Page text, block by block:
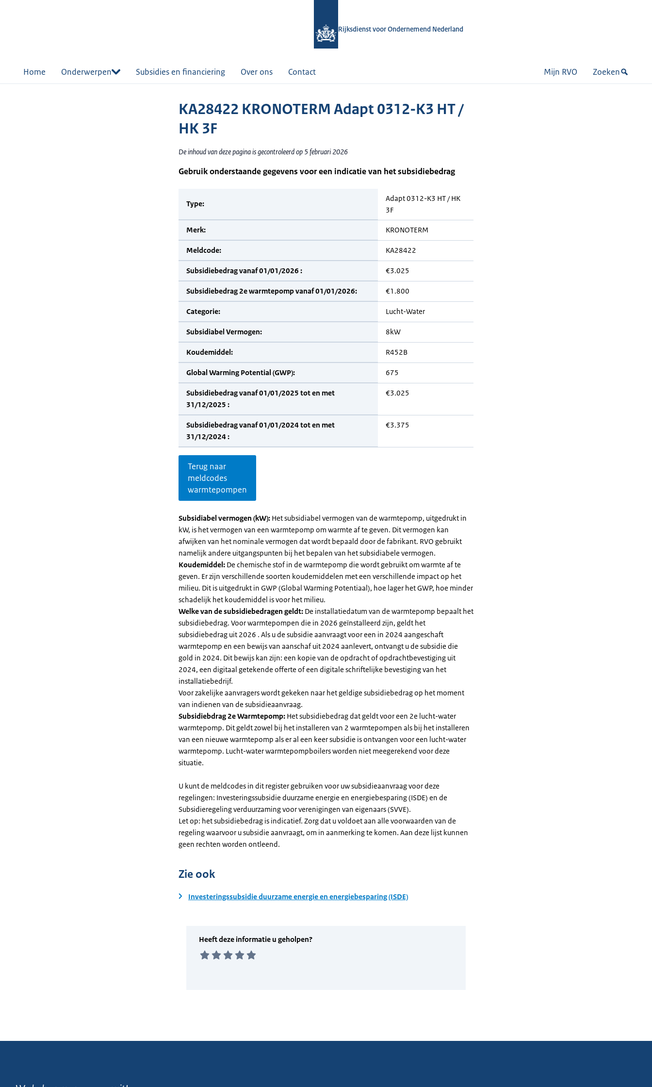
Rijksdienst voor Ondernemend Nederland
Home Onderwerpen Subsidies en financiering Over ons Contact Mijn RVO Zoeken
KA28422 KRONOTERM Adapt 0312-K3 HT /
HK 3F
De inhoud van deze pagina is gecontroleerd op 5 februari 2026
Gebruik onderstaande gegevens voor een indicatie van het subsidiebedrag
Type:
Adapt 0312-K3 HT / HK
3F
Merk: KRONOTERM
Meldcode: KA28422
Subsidiebedrag vanaf 01/01/2026 : €3.025
Subsidiebedrag 2e warmtepomp vanaf 01/01/2026: €1.800
Categorie: Lucht-Water
Subsidiabel Vermogen: 8kW
Koudemiddel: R452B
Global Warming Potential (GWP): 675
Subsidiebedrag vanaf 01/01/2025 tot en met
31/12/2025 :
€3.025
Subsidiebedrag vanaf 01/01/2024 tot en met
31/12/2024 :
€3.375
Terug naar
meldcodes
warmtepompen
Subsidiabel vermogen (kW): Het subsidiabel vermogen van de warmtepomp, uitgedrukt in
kW, is het vermogen van een warmtepomp om warmte af te geven. Dit vermogen kan
afwijken van het nominale vermogen dat wordt bepaald door de fabrikant. RVO gebruikt
namelijk andere uitgangspunten bij het bepalen van het subsidiabele vermogen.
Koudemiddel: De chemische stof in de warmtepomp die wordt gebruikt om warmte af te
geven. Er zijn verschillende soorten koudemiddelen met een verschillende impact op het
milieu. Dit is uitgedrukt in GWP (Global Warming Potentiaal), hoe lager het GWP, hoe minder
schadelijk het koudemiddel is voor het milieu.
Welke van de subsidiebedragen geldt: De installatiedatum van de warmtepomp bepaalt het
subsidiebedrag. Voor warmtepompen die in 2026 geïnstalleerd zijn, geldt het
subsidiebedrag uit 2026 . Als u de subsidie aanvraagt voor een in 2024 aangeschaft
warmtepomp en een bewijs van aanschaf uit 2024 aanlevert, ontvangt u de subsidie die
gold in 2024. Dit bewijs kan zijn: een kopie van de opdracht of opdrachtbevestiging uit
2024, een digitaal getekende offerte of een digitale schriftelijke bevestiging van het
installatiebedrijf.
Voor zakelijke aanvragers wordt gekeken naar het geldige subsidiebedrag op het moment
van indienen van de subsidieaanvraag.
Subsidiebdrag 2e Warmtepomp: Het subsidiebedrag dat geldt voor een 2e lucht-water
warmtepomp. Dit geldt zowel bij het installeren van 2 warmtepompen als bij het installeren
van een nieuwe warmtepomp als er al een keer subsidie is ontvangen voor een lucht-water
warmtepomp. Lucht-water warmtepompboilers worden niet meegerekend voor deze
situatie.
U kunt de meldcodes in dit register gebruiken voor uw subsidieaanvraag voor deze
regelingen: Investeringssubsidie duurzame energie en energiebesparing (ISDE) en de
Subsidieregeling verduurzaming voor verenigingen van eigenaars (SVVE).
Let op: het subsidiebedrag is indicatief. Zorg dat u voldoet aan alle voorwaarden van de
regeling waarvoor u subsidie aanvraagt, om in aanmerking te komen. Aan deze lijst kunnen
geen rechten worden ontleend.
Zie ook
Investeringssubsidie duurzame energie en energiebesparing (ISDE)